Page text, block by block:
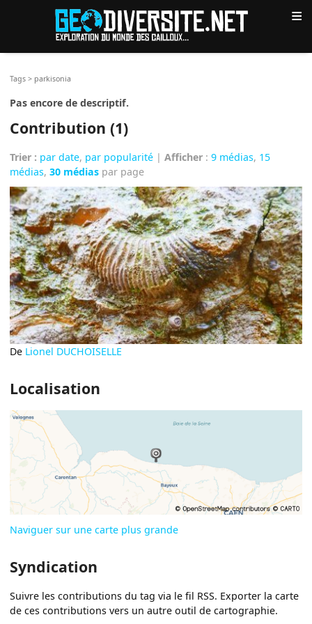
≡
Tags > parkisonia
Pas encore de descriptif.
Contribution (1)
Trier : par date, par popularité |Afficher :9 médias, 15
médias,30 médias par page
De Lionel DUCHOISELLE
Localisation
Naviguer sur une carte plus grande
Syndication
Suivre les contributions du tag via le fil RSS. Exporter la carte
de ces contributions vers un autre outil de cartographie.